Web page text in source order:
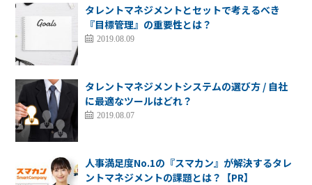
タレントマネジメントとセットで考えるべき
『目標管理』の重要性とは？
2019.08.09
タレントマネジメントシステムの選び方 / 自社
に最適なツールはどれ？
2019.08.07
人事満足度No.1の『スマカン』が解決するタレ
ントマネジメントの課題とは？【PR】